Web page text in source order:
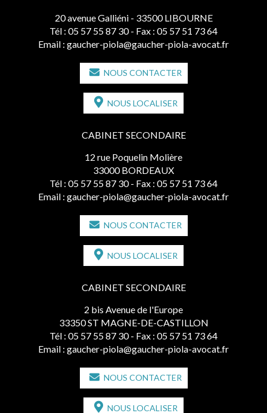
20 avenue Galliéni - 33500 LIBOURNE
Tél : 05 57 55 87 30 - Fax : 05 57 51 73 64
Email : gaucher-piola@gaucher-piola-avocat.fr
NOUS CONTACTER
NOUS LOCALISER
CABINET SECONDAIRE
12 rue Poquelin Molière
33000 BORDEAUX
Tél : 05 57 55 87 30 - Fax : 05 57 51 73 64
Email : gaucher-piola@gaucher-piola-avocat.fr
NOUS CONTACTER
NOUS LOCALISER
CABINET SECONDAIRE
2 bis Avenue de l'Europe
33350 ST MAGNE-DE-CASTILLON
Tél : 05 57 55 87 30 - Fax : 05 57 51 73 64
Email : gaucher-piola@gaucher-piola-avocat.fr
NOUS CONTACTER
NOUS LOCALISER